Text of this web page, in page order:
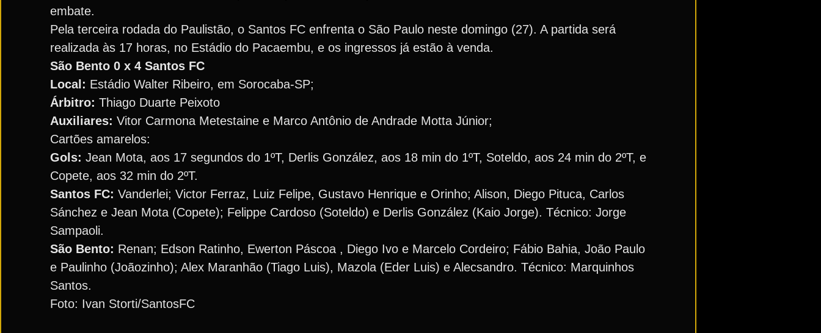
embate.
Pela terceira rodada do Paulistão, o Santos FC enfrenta o São Paulo neste domingo (27). A partida será
realizada às 17 horas, no Estádio do Pacaembu, e os ingressos já estão à venda.
São Bento 0 x 4 Santos FC
Local: Estádio Walter Ribeiro, em Sorocaba-SP;
Árbitro: Thiago Duarte Peixoto
Auxiliares: Vitor Carmona Metestaine e Marco Antônio de Andrade Motta Júnior;
Cartões amarelos:
Gols: Jean Mota, aos 17 segundos do 1ºT, Derlis González, aos 18 min do 1ºT, Soteldo, aos 24 min do 2ºT, e
Copete, aos 32 min do 2ºT.
Santos FC: Vanderlei; Victor Ferraz, Luiz Felipe, Gustavo Henrique e Orinho; Alison, Diego Pituca, Carlos
Sánchez e Jean Mota (Copete); Felippe Cardoso (Soteldo) e Derlis González (Kaio Jorge). Técnico: Jorge
Sampaoli.
São Bento: Renan; Edson Ratinho, Ewerton Páscoa , Diego Ivo e Marcelo Cordeiro; Fábio Bahia, João Paulo
e Paulinho (Joãozinho); Alex Maranhão (Tiago Luis), Mazola (Eder Luis) e Alecsandro. Técnico: Marquinhos
Santos.
Foto: Ivan Storti/SantosFC